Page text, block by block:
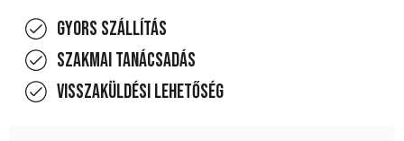
Gyors szállítás
Szakmai tanácsadás
Visszaküldési lehetőség